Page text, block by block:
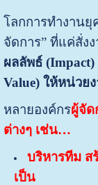
โลกการทำงานยุ
จัดการ” ที่แค่สั่ง
ผลลัพธ์ (Impact)
Value) ให้หน่วย
หลายองค์กรผู้จัด
ต่างๆ เช่น…
บริหารทีม ส
เป็น